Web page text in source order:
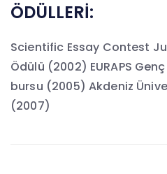
ÖDÜLLERİ:
Scientific Essay Contest
Ödülü (2002) EURAPS
bursu (2005) Akdeniz
(2007)